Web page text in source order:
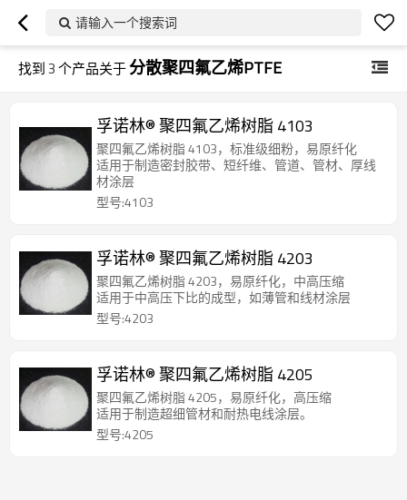
请输入一个搜索词
找到3个产品关于分散聚四氟乙烯PTFE
孚诺林® 聚四氟乙烯树脂 4103
聚四氟乙烯树脂 4103，标准级细粉，易原纤化
适用于制造密封胶带、短纤维、管道、管材、厚线
材涂层
型号:4103
孚诺林® 聚四氟乙烯树脂 4203
聚四氟乙烯树脂 4203，易原纤化，中高压缩
适用于中高压下比的成型，如薄管和线材涂层
型号:4203
孚诺林® 聚四氟乙烯树脂 4205
聚四氟乙烯树脂 4205，易原纤化，高压缩
适用于制造超细管材和耐热电线涂层。
型号:4205